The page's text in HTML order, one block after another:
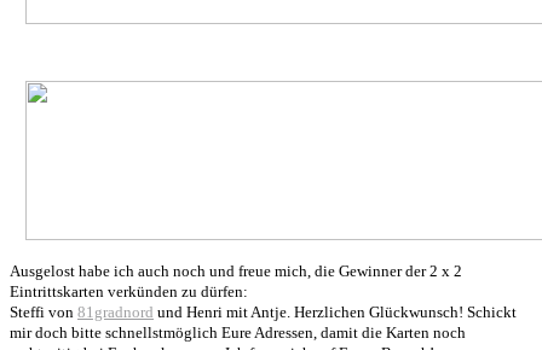
Ausgelost habe ich auch noch und freue mich, die Gewinner der 2 x 2
Eintrittskarten verkünden zu dürfen:
Steffi von 81gradnord und Henri mit Antje. Herzlichen Glückwunsch! Schickt
mir doch bitte schnellstmöglich Eure Adressen, damit die Karten noch